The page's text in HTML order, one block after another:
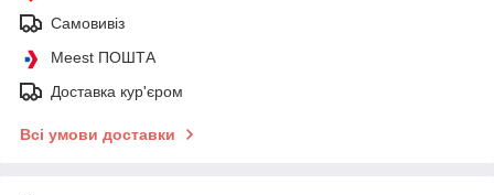
Самовивіз
Meest ПОШТА
Доставка кур'єром
Всі умови доставки